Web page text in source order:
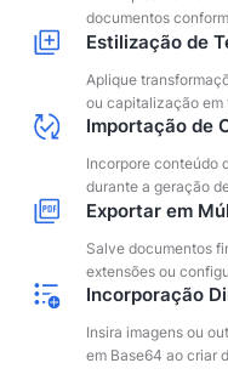
documentos
Estilização de
Aplique
ou capitalização em
Importação de
Incorpore conteúdo
durante a geração
Exportar em
Salve documentos
extensões ou
Incorporação
Insira imagens ou
em Base64 ao criar